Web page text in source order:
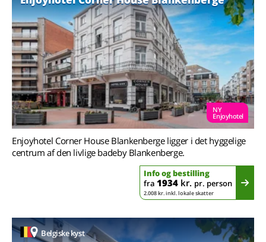
NY
Enjoyhotel
Enjoyhotel Corner House Blankenberge ligger i det hyggelige
centrum af den livlige badeby Blankenberge.
Info og bestilling
fra 1934 kr. pr. person
2.008 kr. inkl. lokale skatter
Belgiske kyst